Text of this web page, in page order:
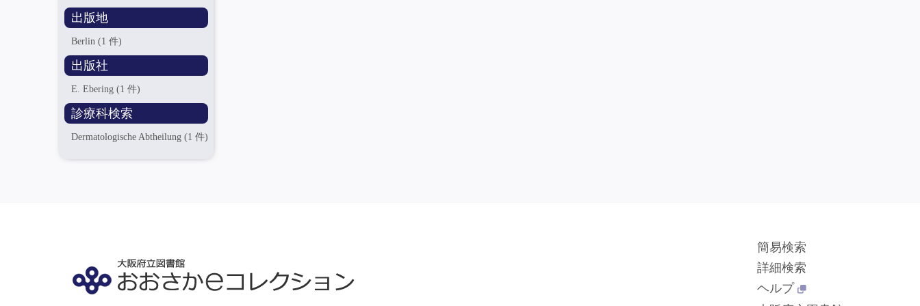
出版地
Berlin(1 件)
出版社
E. Ebering(1 件)
診療科検索
Dermatologische Abtheilung(1 件)
簡易検索
詳細検索
ヘルプ